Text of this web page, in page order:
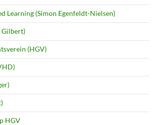
Learning (Simon Egenfeldt-Nielsen)
Gilbert)
(HGV)
HGV